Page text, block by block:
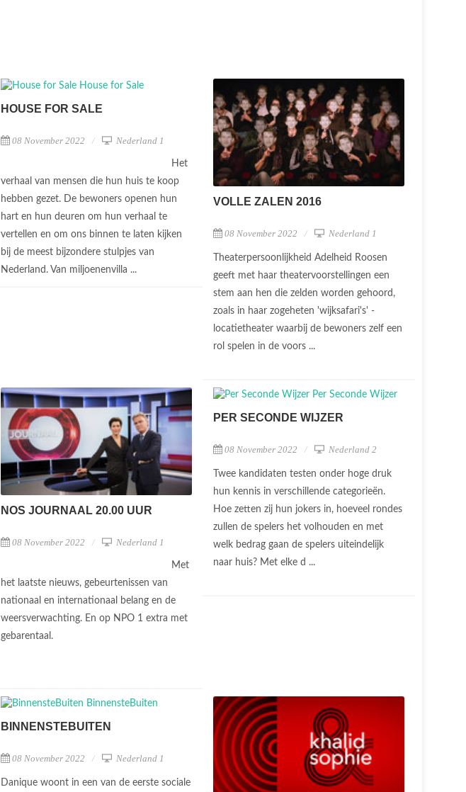
HOUSE FOR SALE
08 November 2022 Nederland 1
Het
verhaal van mensen die hun huis te koop
hebben gezet. De bewoners openen hun
hart en hun deuren om hun verhaal te
vertellen en om ons binnen te laten kijken
bij de meest bijzondere stulpjes van
Nederland. Van miljoenenvilla ...
VOLLE ZALEN 2016
08 November 2022 Nederland 1
Theaterpersoonlijkheid Adelheid Roosen
geeft met haar theatervoorstellingen een
stem aan hen die zelden worden gehoord,
zoals in haar zogeheten 'wijksafari's' -
locatietheater waarbij de bewoners zelf een
rol spelen in de voors ...
NOS JOURNAAL 20.00 UUR
08 November 2022 Nederland 1
Met
het laatste nieuws, gebeurtenissen van
nationaal en internationaal belang en de
weersverwachting. En op NPO 1 extra met
gebarentaal.
PER SECONDE WIJZER
08 November 2022 Nederland 2
Twee kandidaten testen onder hoge druk
hun kennis in verschillende categorieën.
Hoe zetten zij hun jokers in, hoeveel rondes
zullen de spelers het volhouden en met
welk bedrag gaan de spelers uiteindelijk
naar huis? Met elke d ...
BINNENSTEBUITEN
08 November 2022 Nederland 1
Danique woont in een van de eerste sociale